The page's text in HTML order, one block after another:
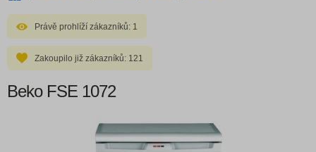
Právě prohlíží zákazníků: 1
Zakoupilo již zákazníků: 121
Beko FSE 1072